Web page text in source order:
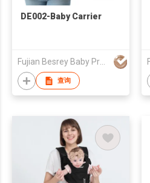
DE002-Baby Carrier
Fujian Besrey Baby Products Co., Ltd.
查询